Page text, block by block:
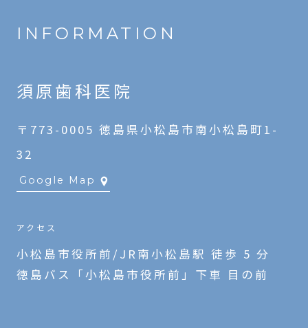
INFORMATION
須原歯科医院
〒773-0005 徳島県小松島市南小松島町1-
32
Google Map
アクセス
小松島市役所前/JR南小松島駅 徒歩 5 分
徳島バス「小松島市役所前」下車 目の前